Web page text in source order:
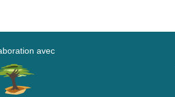
avec